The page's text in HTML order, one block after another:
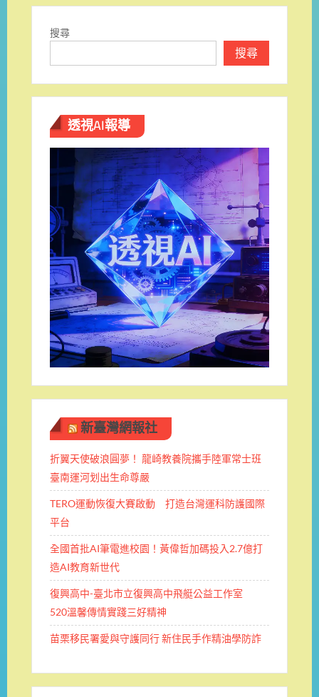
搜尋
搜尋
透視AI報導
新臺灣網報社
折翼天使破浪圓夢！ 龍崎教養院攜手陸軍常士班 ​
臺南運河划出生命尊嚴
TERO運動恢復大賽啟動 打造台灣運科防護國際
平台
全國首批AI筆電進校園！黃偉哲加碼投入2.7億打
造AI教育新世代
復興高中-臺北市立復興高中飛艇公益工作室
520溫馨傳情實踐三好精神
苗栗移民署愛與守護同行 新住民手作精油學防詐